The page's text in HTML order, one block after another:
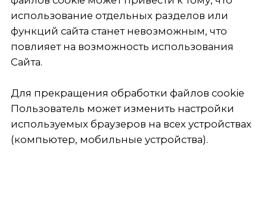
* Компания ООО «ШЛС Фарма» зарегистрирована 14
** Аптеки на территории Российской Федерации, в
которых представлены препараты, держателем РУ
«ШЛС Фарма»
Сайт является информационным и предназначен только
Федерации